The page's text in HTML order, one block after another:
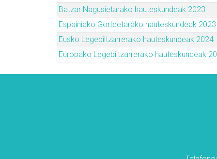
Batzar Nagusietarako hauteskundeak 2023
Espainiako Gorteetarako hauteskundeak 2023
Eusko Legebiltzarrerako hauteskundeak 2024
Europako Legebiltzarrerako hauteskundeak